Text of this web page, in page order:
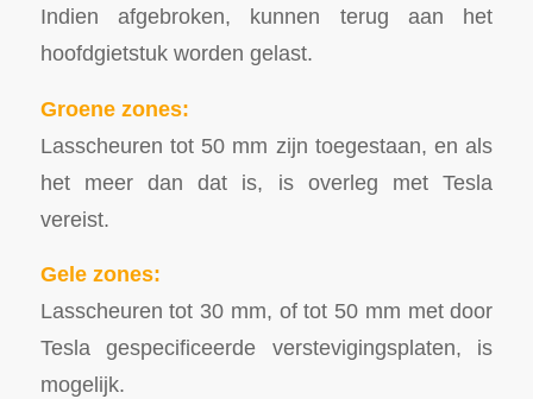
Indien afgebroken, kunnen terug aan het
hoofdgietstuk worden gelast.
Groene zones:
Lasscheuren tot 50 mm zijn toegestaan, en als
het meer dan dat is, is overleg met Tesla
vereist.
Gele zones:
Lasscheuren tot 30 mm, of tot 50 mm met door
Tesla gespecificeerde verstevigingsplaten, is
mogelijk.